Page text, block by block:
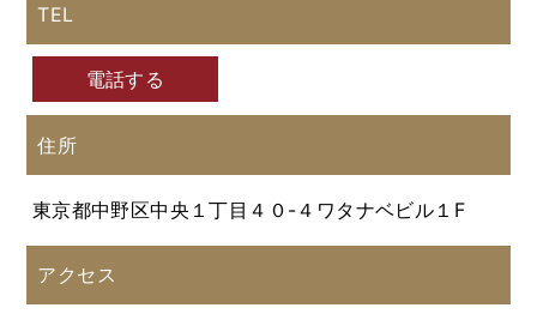
TEL
電話する
住所
東京都中野区中央１丁目４０-４ワタナベビル１F
アクセス